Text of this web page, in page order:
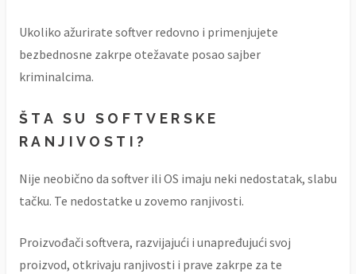
Ukoliko ažurirate softver redovno i primenjujete
bezbednosne zakrpe otežavate posao sajber
kriminalcima.
ŠTA SU SOFTVERSKE
RANJIVOSTI?
Nije neobično da softver ili OS imaju neki nedostatak, slabu
tačku. Te nedostatke u zovemo ranjivosti.
Proizvođači softvera, razvijajući i unapređujući svoj
proizvod, otkrivaju ranjivosti i prave zakrpe za te